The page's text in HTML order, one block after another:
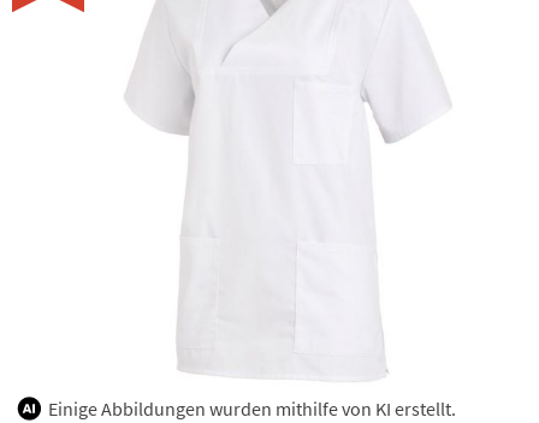
Einige Abbildungen wurden mithilfe von KI erstellt.